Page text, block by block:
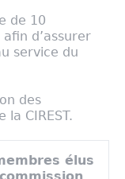
de 10
d’assurer
service du
des
CIREST.
élus